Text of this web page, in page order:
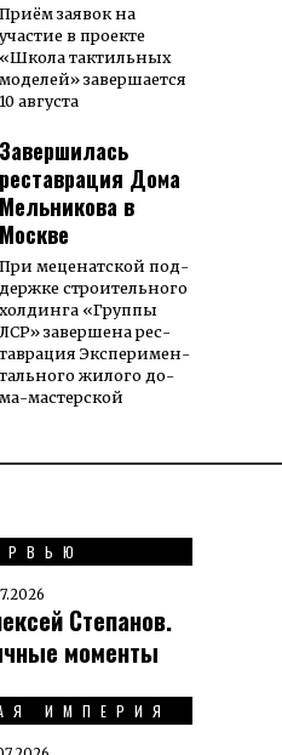
Приём заявок на
участие в проекте
«Школа тактильных
моделей» завершается
10 августа
Завершилась
реставрация Дома
Мельникова в
Москве
При ме­це­нат­ской под­
держ­ке строи­тель­ного
хол­динга «Груп­пы
ЛСР» за­вер­ше­на рес­
тав­ра­ция Экс­пе­ри­мен­
таль­ного жи­ло­го до­
ма-мас­тер­ской
Степанов.
моменты
ИМПЕРИЯ